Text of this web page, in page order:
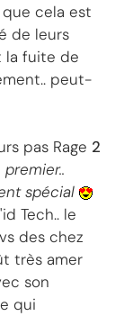
que cela est
de leurs
la fuite de
peut-
pas Rage 2
spécial
Tech.. le
des chez
très amer
son
qui